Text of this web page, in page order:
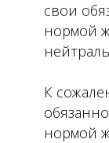
свои
нормой
К
нормой